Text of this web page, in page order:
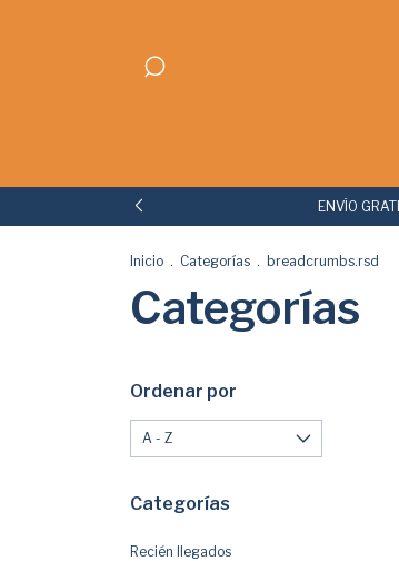
ENVÍO
Inicio . Categorías . breadcrumbs.rsd
Categorías
Ordenar por
Categorías
Recién llegados